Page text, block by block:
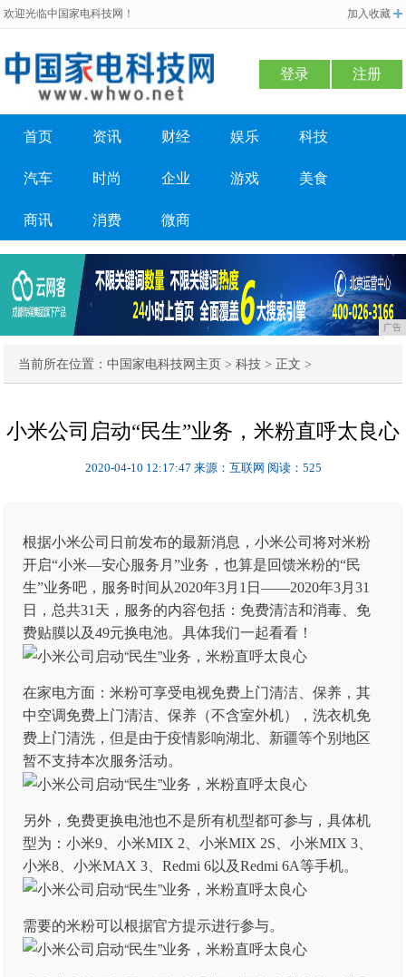
欢迎光临中国家电科技网！ 加入收藏
登录 注册
首页 资讯 财经 娱乐 科技
汽车 时尚 企业 游戏 美食
商讯 消费 微商
广告
当前所在位置：中国家电科技网主页 >科技 > 正文 >
小米公司启动“民生”业务，米粉直呼太良心
2020-04-10 12:17:47 来源：互联网 阅读：525
根据小米公司日前发布的最新消息，小米公司将对米粉
开启“小米—安心服务月”业务，也算是回馈米粉的“民
生”业务吧，服务时间从2020年3月1日——2020年3月31
日，总共31天，服务的内容包括：免费清洁和消毒、免
费贴膜以及49元换电池。具体我们一起看看！
在家电方面：米粉可享受电视免费上门清洁、保养，其
中空调免费上门清洁、保养（不含室外机），洗衣机免
费上门清洗，但是由于疫情影响湖北、新疆等个别地区
暂不支持本次服务活动。
另外，免费更换电池也不是所有机型都可参与，具体机
型为：小米9、小米MIX 2、小米MIX 2S、小米MIX 3、
小米8、小米MAX 3、Redmi 6以及Redmi 6A等手机。
需要的米粉可以根据官方提示进行参与。